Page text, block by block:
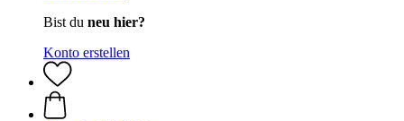
Bist du neu hier?
Konto erstellen